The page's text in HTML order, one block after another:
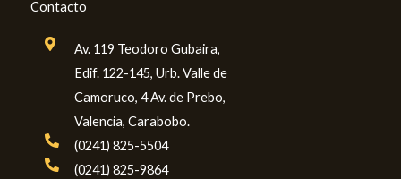
Contacto
Av. 119 Teodoro Gubaira,
Edif. 122-145, Urb. Valle de
Camoruco, 4 Av. de Prebo,
Valencia, Carabobo.
(0241) 825-5504
(0241) 825-9864